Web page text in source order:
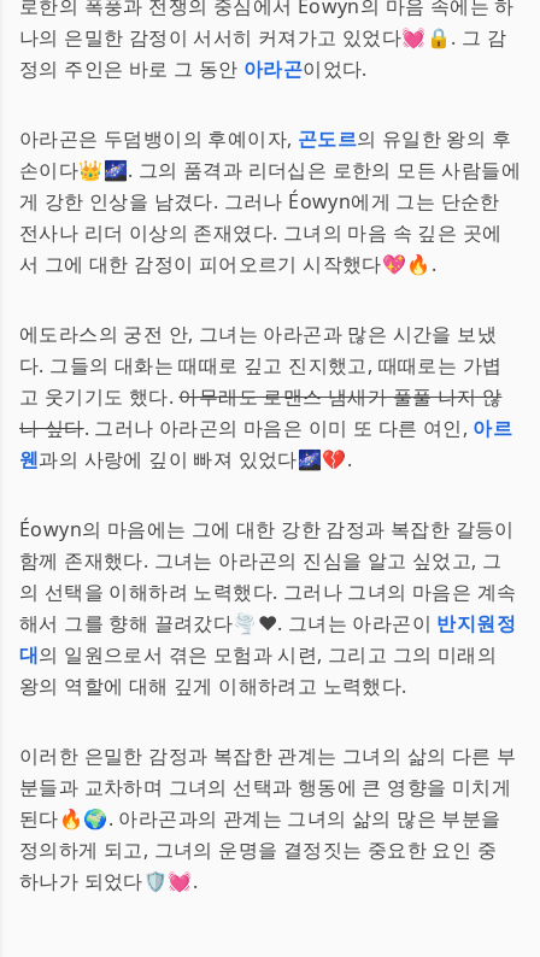
로한의 폭풍과 전쟁의 중심에서 Éowyn의 마음 속에는 하
나의 은밀한 감정이 서서히 커져가고 있었다💓🔒. 그 감
정의 주인은 바로 그 동안 아라곤이었다.
아라곤은 두덤뱅이의 후예이자, 곤도르의 유일한 왕의 후
손이다👑🌌. 그의 품격과 리더십은 로한의 모든 사람들에
게 강한 인상을 남겼다. 그러나 Éowyn에게 그는 단순한
전사나 리더 이상의 존재였다. 그녀의 마음 속 깊은 곳에
서 그에 대한 감정이 피어오르기 시작했다💖🔥.
에도라스의 궁전 안, 그녀는 아라곤과 많은 시간을 보냈
다. 그들의 대화는 때때로 깊고 진지했고, 때때로는 가볍
고 웃기기도 했다.아무래도 로맨스 냄새가 풀풀 나지 않
나 싶다. 그러나 아라곤의 마음은 이미 또 다른 여인, 아르
웬과의 사랑에 깊이 빠져 있었다🌌💔.
Éowyn의 마음에는 그에 대한 강한 감정과 복잡한 갈등이
함께 존재했다. 그녀는 아라곤의 진심을 알고 싶었고, 그
의 선택을 이해하려 노력했다. 그러나 그녀의 마음은 계속
해서 그를 향해 끌려갔다🌪️❤️. 그녀는 아라곤이 반지원정
대의 일원으로서 겪은 모험과 시련, 그리고 그의 미래의
왕의 역할에 대해 깊게 이해하려고 노력했다.
이러한 은밀한 감정과 복잡한 관계는 그녀의 삶의 다른 부
분들과 교차하며 그녀의 선택과 행동에 큰 영향을 미치게
된다🔥🌍. 아라곤과의 관계는 그녀의 삶의 많은 부분을
정의하게 되고, 그녀의 운명을 결정짓는 중요한 요인 중
하나가 되었다🛡️💓.